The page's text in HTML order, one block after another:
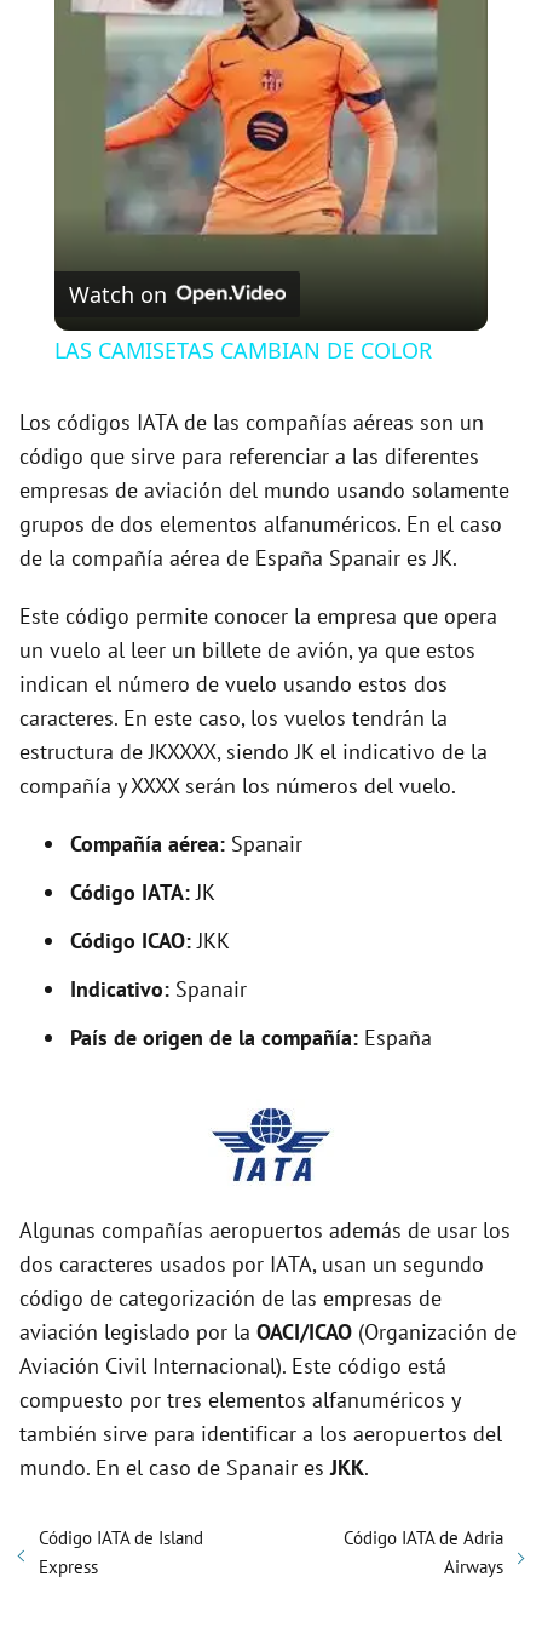
l
a
y
V
i
d
e
o
Watch on
LAS CAMISETAS CAMBIAN DE COLOR
Los códigos IATA de las compañías aéreas son un
código que sirve para referenciar a las diferentes
empresas de aviación del mundo usando solamente
grupos de dos elementos alfanuméricos. En el caso
de la compañía aérea de España Spanair es JK.
Este código permite conocer la empresa que opera
un vuelo al leer un billete de avión, ya que estos
indican el número de vuelo usando estos dos
caracteres. En este caso, los vuelos tendrán la
estructura de JKXXXX, siendo JK el indicativo de la
compañía y XXXX serán los números del vuelo.
Compañía aérea: Spanair
Código IATA:JK
Código ICAO:JKK
Indicativo: Spanair
País de origen de la compañía: España
Algunas compañías aeropuertos además de usar los
dos caracteres usados por IATA, usan un segundo
código de categorización de las empresas de
aviación legislado por la OACI/ICAO (Organización de
Aviación Civil Internacional). Este código está
compuesto por tres elementos alfanuméricos y
también sirve para identificar a los aeropuertos del
mundo. En el caso de Spanair esJKK.
Código IATA de Island
Express
Código IATA de Adria
Airways